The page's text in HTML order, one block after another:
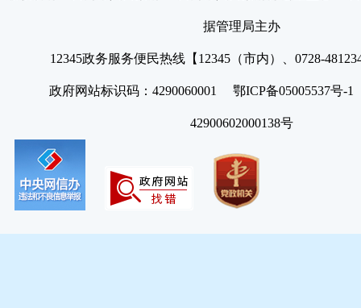
据管理局主办
12345政务服务便民热线【12345（市内）、0728-
政府网站标识码：4290060001 鄂ICP备05005537号
42900602000138号